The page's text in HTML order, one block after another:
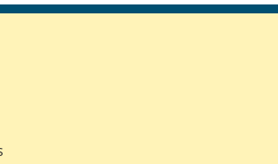
page page page page